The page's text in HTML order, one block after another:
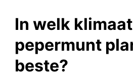
In welk
pepermunt
beste?